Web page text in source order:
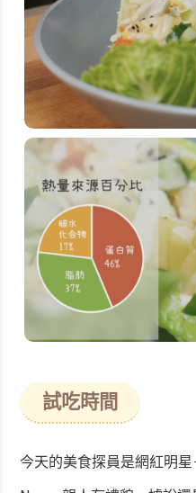
試吃時間
今天的美食探員是網紅明星